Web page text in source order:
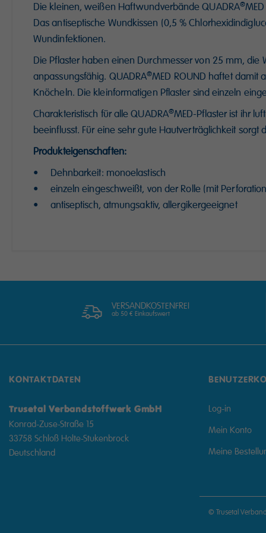
Die kleinen, weißen Haftwundverbände QUADRA®
Das antiseptische Wundkissen (0,5 %
Wundinfektionen.
Die Pflaster haben einen Durchmesser von 25 mm,
anpassungsfähig. QUADRA®MED ROUND haftet damit
Knöcheln. Die kleinformatigen Pflaster sind einzeln
Charakteristisch für alle QUADRA®MED-Pflaster ist ihr
beeinflusst. Für eine sehr gute Hautverträglichkeit
Produkteigenschaften:
• Dehnbarkeit: monoelastisch
• einzeln eingeschweißt, von der Rolle (mit
• antiseptisch, atmungsaktiv, allergikergeeignet
VERSANDKOSTENFREI
ab 50 € Einkaufswert
KONTAKTDATEN
Trusetal Verbandstoffwerk GmbH
Konrad-Zuse-Straße 15
33758 Schloß Holte-Stukenbrock
Deutschland
Log-in
Mein Konto
Meine
© Trusetal